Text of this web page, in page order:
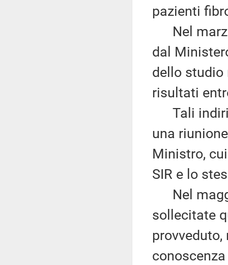
pazienti
Nel
dal
dello studio
risultati
Tali
una
Ministro,
SIR e lo
Nel
sollecitate
provveduto,